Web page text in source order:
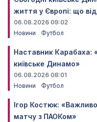
життя у Європі: що
06.08.2026 09:02
Новини
Футбол
Наставник Карабаха:
київське Динамо»
06.08.2026 08:01
Новини
Футбол
Ігор Костюк:
матчу з ПАОКом»